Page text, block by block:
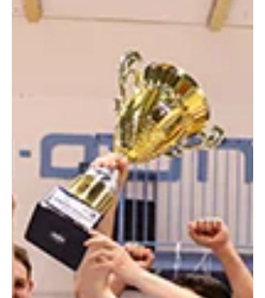
זמן קריאה 2 דקות
ליגות נמוכות
לוד ות"א קרובות ללאומית
השתיים מחזיקות במאזן זהה בראש הבית, ונמצאות מרחק ניצחון אחד
מחזרה לליגה הלאומית. גליל עליון עדיין בתמונה.